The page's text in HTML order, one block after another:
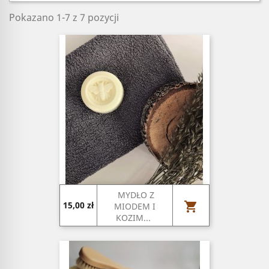
Pokazano 1-7 z 7 pozycji
Cena
15,00 zł
MYDŁO Z
MIODEM I
KOZIM...
